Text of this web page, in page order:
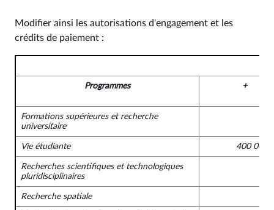
Modifier ainsi les autorisations d'engagement et les
crédits de paiement :
Programmes +
Formations supérieures et recherche
universitaire
Vie étudiante 400 000
Recherches scientifiques et technologiques
pluridisciplinaires
Recherche spatiale